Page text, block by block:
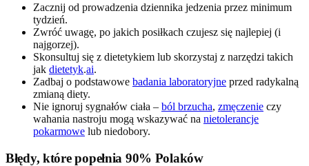
Zacznij od prowadzenia dziennika jedzenia przez minimum
tydzień.
Zwróć uwagę, po jakich posiłkach czujesz się najlepiej (i
najgorzej).
Skonsultuj się z dietetykiem lub skorzystaj z narzędzi takich
jak dietetyk.ai.
Zadbaj o podstawowe badania laboratoryjne przed radykalną
zmianą diety.
Nie ignoruj sygnałów ciała – ból brzucha, zmęczenie czy
wahania nastroju mogą wskazywać na nietolerancje
pokarmowe lub niedobory.
Błędy, które popełnia 90% Polaków